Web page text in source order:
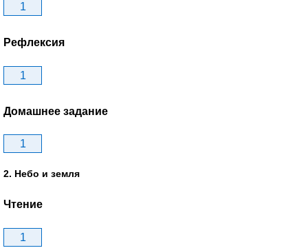
1
Рефлексия
1
Домашнее задание
1
2. Небо и земля
Чтение
1